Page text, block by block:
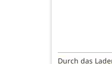
Durch das